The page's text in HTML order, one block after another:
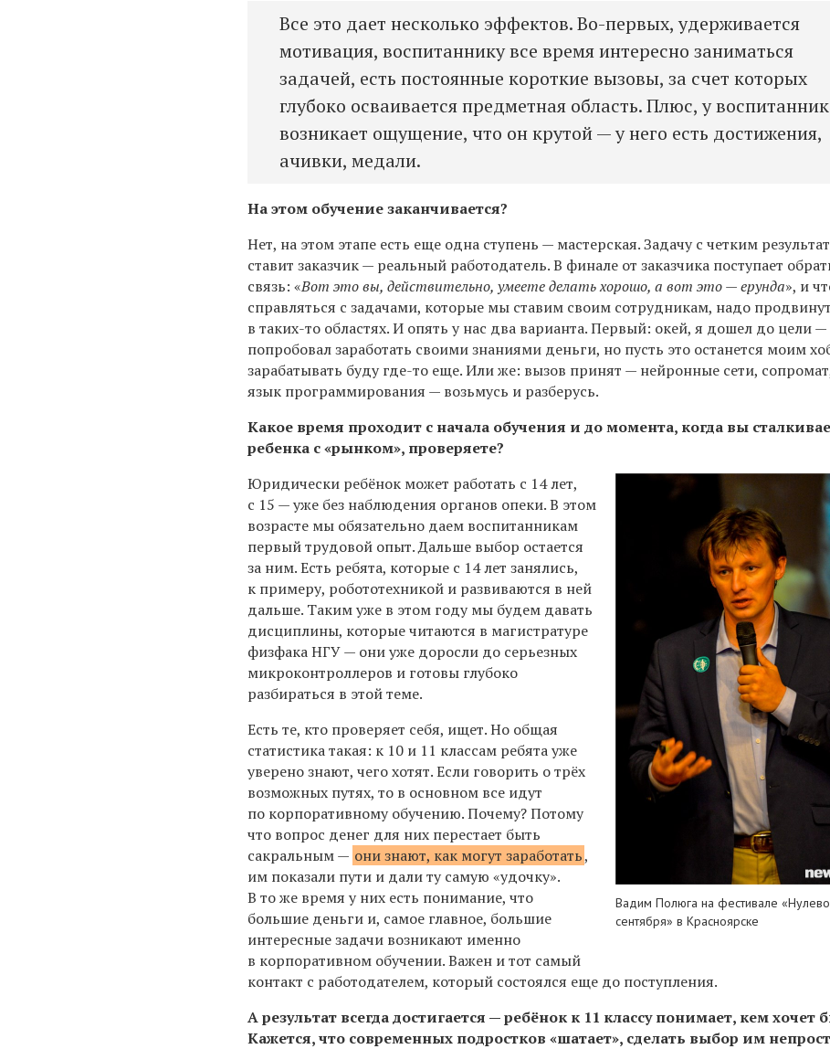
Все это дает несколько эффектов. Во-первых, удерживается
мотивация, воспитаннику все время интересно заниматься
задачей, есть постоянные короткие вызовы, за счет которых
глубоко осваивается предметная область. Плюс, у
возникает ощущение, что он крутой — у него есть достижения,
ачивки, медали.
На этом обучение заканчивается?
Нет, на этом этапе есть еще одна ступень — мастерская. Задачу с четким
ставит заказчик — реальный работодатель. В финале от заказчика поступает
связь: «Вот это вы, действительно, умеете делать хорошо, а вот это — ерунда», и
справляться с задачами, которые мы ставим своим сотрудникам, надо
в таких-то областях. И опять у нас два варианта. Первый: окей, я дошел до цели —
попробовал заработать своими знаниями деньги, но пусть это останется моим
зарабатывать буду где-то еще. Или же: вызов принят — нейронные сети,
язык программирования — возьмусь и разберусь.
Какое время проходит с начала обучения и до момента, когда вы
ребенка с «рынком», проверяете?
Вадим Полюга на фестивале
сентября» в Красноярске
Юридически ребёнок может работать с 14 лет,
с 15 — уже без наблюдения органов опеки. В этом
возрасте мы обязательно даем воспитанникам
первый трудовой опыт. Дальше выбор остается
за ним. Есть ребята, которые с 14 лет занялись,
к примеру, робототехникой и развиваются в ней
дальше. Таким уже в этом году мы будем давать
дисциплины, которые читаются в магистратуре
физфака НГУ — они уже доросли до серьезных
микроконтроллеров и готовы глубоко
разбираться в этой теме.
Есть те, кто проверяет себя, ищет. Но общая
статистика такая: к 10 и 11 классам ребята уже
уверено знают, чего хотят. Если говорить о трёх
возможных путях, то в основном все идут
по корпоративному обучению. Почему? Потому
что вопрос денег для них перестает быть
сакральным — они знают, как могут заработать,
им показали пути и дали ту самую «удочку».
В то же время у них есть понимание, что
большие деньги и, самое главное, большие
интересные задачи возникают именно
в корпоративном обучении. Важен и тот самый
контакт с работодателем, который состоялся еще до поступления.
А результат всегда достигается — ребёнок к 11 классу понимает, кем хочет
Кажется, что современных подростков «шатает», сделать выбор им